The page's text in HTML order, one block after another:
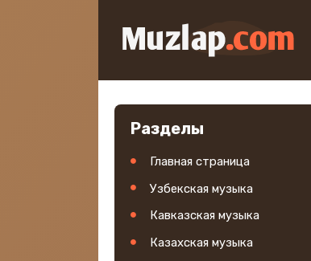
Разделы
Главная страница
Узбекская музыка
Кавказская музыка
Казахская музыка